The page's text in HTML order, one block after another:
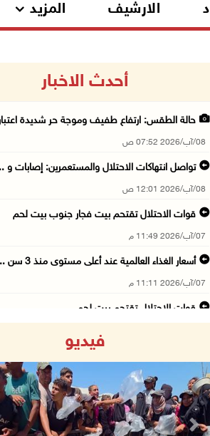
الارشيف المزيد
أحدث الاخبار
حالة الطقس: ارتفاع طفيف وموجة حر شديدة
08/آب/2026 07:52 ص
تواصل انتهاكات الاحتلال والمستعمرين: إصابات و
08/آب/2026 12:01 ص
قوات الاحتلال تقتحم بيت فجار جنوب بيت لحم
07/آب/2026 11:49 م
أسعار الغذاء العالمية عند أعلى مستوى منذ 3 سن ...
07/آب/2026 11:11 م
قوات الاحتلال تقتحم بيت لحم
07/آب/2026 10:17 م
قوات الاحتلال تغلق مداخل يعبد جنوب غرب جنين
07/آب/2026 10:15 م
فيديو
Next